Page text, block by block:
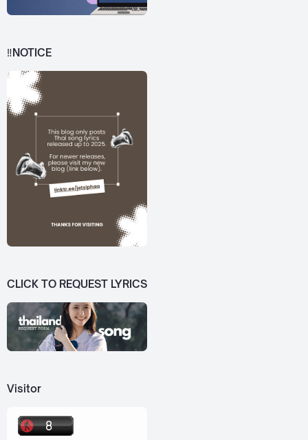
‼️NOTICE
CLICK TO REQUEST LYRICS
Visitor